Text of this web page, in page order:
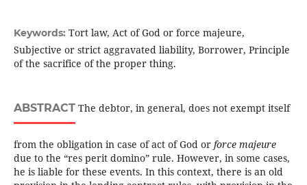
Keywords: Tort law, Act of God or force majeure,
Subjective or strict aggravated liability, Borrower, Principle
of the sacrifice of the proper thing.
ABSTRACTThe debtor, in general, does not exempt itself
from the obligation in case of act of God or force majeure
due to the “res perit domino” rule. However, in some cases,
he is liable for these events. In this context, there is an old